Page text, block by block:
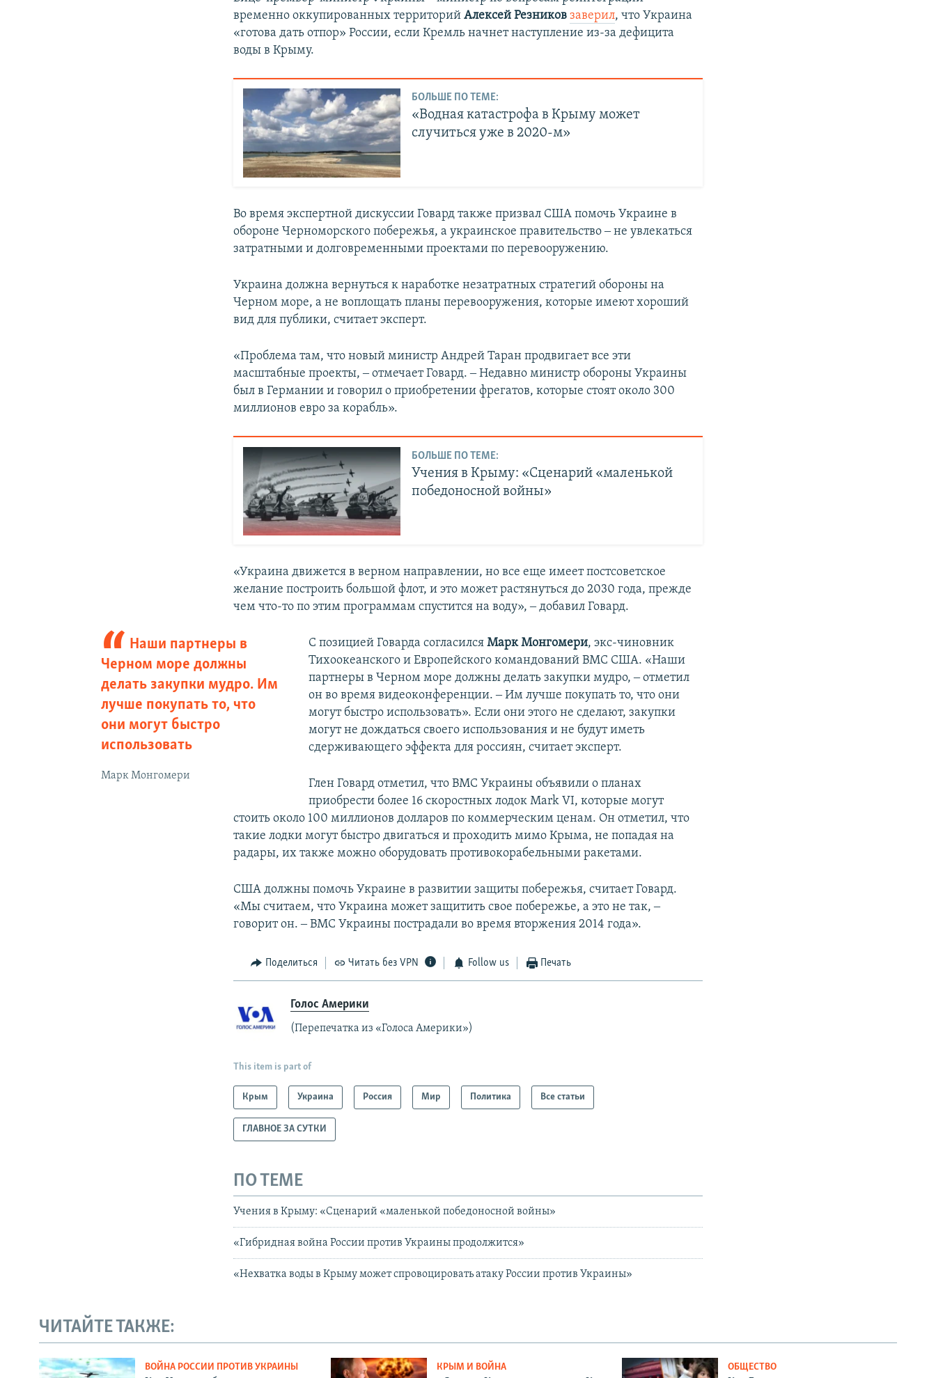
временно оккупированных территорийАлексей Резниковзаверил, что Украина
«готова дать отпор» России, если Кремль начнет наступление из-за дефицита
воды в Крыму.
БОЛЬШЕ ПО ТЕМЕ:
«Водная катастрофа в Крыму может
случиться уже в 2020-м»
Во время экспертной дискуссии Говард также призвал США помочь Украине в
обороне Черноморского побережья, а украинское правительство ‒ не увлекаться
затратными и долговременными проектами по перевооружению.
Украина должна вернуться к наработке незатратных стратегий обороны на
Черном море, а не воплощать планы перевооружения, которые имеют хороший
вид для публики, считает эксперт.
«Проблема там, что новый министр Андрей Таран продвигает все эти
масштабные проекты, ‒ отмечает Говард. ‒ Недавно министр обороны Украины
был в Германии и говорил о приобретении фрегатов, которые стоят около 300
миллионов евро за корабль».
БОЛЬШЕ ПО ТЕМЕ:
Учения в Крыму: «Сценарий «маленькой
победоносной войны»
«Украина движется в верном направлении, но все еще имеет постсоветское
желание построить большой флот, и это может растянуться до 2030 года, прежде
чем что-то по этим программам спустится на воду», ‒ добавил Говард.
Наши партнеры в
Черном море должны
делать закупки мудро. Им
лучше покупать то, что
они могут быстро
использовать
Марк Монгомери
С позицией Говарда согласился Марк Монгомери, экс-чиновник
Тихоокеанского и Европейского командований ВМС США. «Наши
партнеры в Черном море должны делать закупки мудро, ‒ отметил
он во время видеоконференции. ‒ Им лучше покупать то, что они
могут быстро использовать». Если они этого не сделают, закупки
могут не дождаться своего использования и не будут иметь
сдерживающего эффекта для россиян, считает эксперт.
Глен Говард отметил, что ВМС Украины объявили о планах
приобрести более 16 скоростных лодок Mark VI, которые могут
стоить около 100 миллионов долларов по коммерческим ценам. Он отметил, что
такие лодки могут быстро двигаться и проходить мимо Крыма, не попадая на
радары, их также можно оборудовать противокорабельными ракетами.
США должны помочь Украине в развитии защиты побережья, считает Говард.
«Мы считаем, что Украина может защитить свое побережье, а это не так, ‒
говорит он. ‒ ВМС Украины пострадали во время вторжения 2014 года».
Поделиться Читать без VPN Follow us Печать
Голос Америки
(Перепечатка из «Голоса Америки»)
This item is part of
Крым Украина Россия Мир Политика Все статьи
ГЛАВНОЕ ЗА СУТКИ
ПО ТЕМЕ
Учения в Крыму: «Сценарий «маленькой победоносной войны»
«Гибридная война России против Украины продолжится»
«Нехватка воды в Крыму может спровоцировать атаку России против Украины»
ЧИТАЙТЕ ТАКЖЕ:
ВОЙНА РОССИИ ПРОТИВ УКРАИНЫ КРЫМ И ВОЙНА ОБЩЕСТВО